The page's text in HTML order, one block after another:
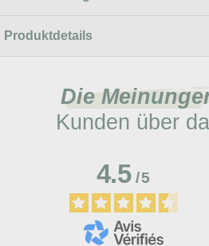
Produktdetails
Die
Kunden über
4.5/5